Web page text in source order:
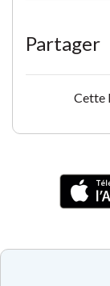
Partager
Cette